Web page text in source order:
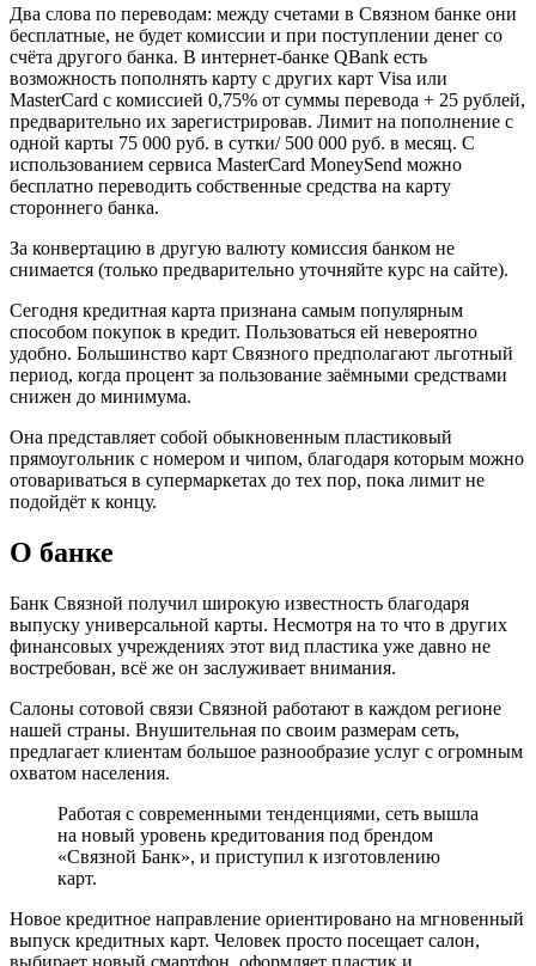
Два слова по переводам: между счетами в Связном банке они
бесплатные, не будет комиссии и при поступлении денег со
счёта другого банка. В интернет-банке QBank есть
возможность пополнять карту с других карт Visa или
MasterCard с комиссией 0,75% от суммы перевода + 25 рублей,
предварительно их зарегистрировав. Лимит на пополнение с
одной карты 75 000 руб. в сутки/ 500 000 руб. в месяц. С
использованием сервиса MasterCard MoneySend можно
бесплатно переводить собственные средства на карту
стороннего банка.
За конвертацию в другую валюту комиссия банком не
снимается (только предварительно уточняйте курс на сайте).
Сегодня кредитная карта признана самым популярным
способом покупок в кредит. Пользоваться ей невероятно
удобно. Большинство карт Связного предполагают льготный
период, когда процент за пользование заёмными средствами
снижен до минимума.
Она представляет собой обыкновенным пластиковый
прямоугольник с номером и чипом, благодаря которым можно
отовариваться в супермаркетах до тех пор, пока лимит не
подойдёт к концу.
О банке
Банк Связной получил широкую известность благодаря
выпуску универсальной карты. Несмотря на то что в других
финансовых учреждениях этот вид пластика уже давно не
востребован, всё же он заслуживает внимания.
Салоны сотовой связи Связной работают в каждом регионе
нашей страны. Внушительная по своим размерам сеть,
предлагает клиентам большое разнообразие услуг с огромным
охватом населения.
Работая с современными тенденциями, сеть вышла
на новый уровень кредитования под брендом
«Связной Банк», и приступил к изготовлению
карт.
Новое кредитное направление ориентировано на мгновенный
выпуск кредитных карт. Человек просто посещает салон,
выбирает новый смартфон, оформляет пластик и